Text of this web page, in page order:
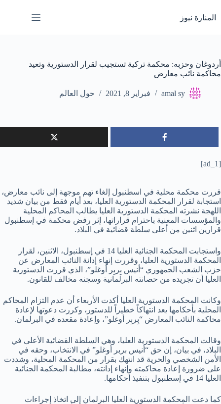
إلى
المحتوى
المنارة نيوز
أردوغان وحزبه: محكمة تركية تستجيب لقرار الدستورية وتعيد
محاكمة نائب معارض
amal sy فبراير 8, 2021 حول العالم
[ad_1]
قررت محكمة محلية في اسطنبول إلغاء تهم موجهة إلى نائب معارض،
استجابة لقرار المحكمة الدستورية العليا، بعد أيام فقط من بيان شديد
اللهجة نشرته المحكمة الدستورية العليا يطالب المحاكم المحلية
والمؤسسات المعنية باحترام قراراتها، إثر رفض محكمة في إسطنبول
قرارين اثنين من أعلى سلطة قضائية في البلاد.
واستجابت المحكمة الجنائية العليا 14 في إسطنبول، الاثنين، لقرار
المحكمة الدستورية العليا، وقررت إنهاء إدانة النائب المعارض عن
حزب الشعب الجمهوري “أنيس بِربِر أوغلو”، الذي قررت الدستورية
العليا أن تجريده من حصانته البرلمانية وسجنه مخالف للقانون.
وكانت المحكمة الدستورية العليا أكدت الأربعاء أن عدم التزام المحاكم
المحلية بأحكامها يعد انتهاكاً خطيراً للدستور، وكررت دعوتها لإعادة
محاكمة النائب المعارض “بِربِر أوغلو”، وإعادة مقعده في البرلمان.
وقالت المحكمة الدستورية العليا، وهي السلطة القضائية الأعلى في
البلاد، في بيان، إن حق “أنيس بربر أوغلو” في الانتخاب، وحقه في
الأمن الشخصي والحرية قد انتهك بقرار من المحكمة المحلية، وشددت
على ضرورة إعادة محاكمته وإنهاء إدانته، مطالبة المحكمة الجنائية
العليا 14 في إسطنبول بتنفيذ أحكامها.
كما دعت المحكمة الدستورية العليا البرلمان إلى اتخاذ إجراءات